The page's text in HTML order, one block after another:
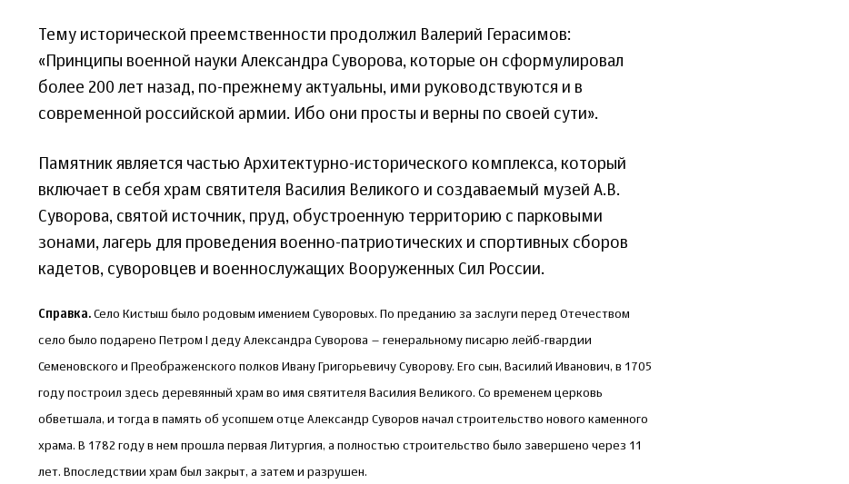
Тему исторической преемственности продолжил Валерий Герасимов:
«Принципы военной науки Александра Суворова, которые он сформулировал
более 200 лет назад, по-прежнему актуальны, ими руководствуются и в
современной российской армии. Ибо они просты и верны по своей сути».
Памятник является частью Архитектурно-исторического комплекса, который
включает в себя храм святителя Василия Великого и создаваемый музей А.В.
Суворова, святой источник, пруд, обустроенную территорию с парковыми
зонами, лагерь для проведения военно-патриотических и спортивных сборов
кадетов, суворовцев и военнослужащих Вооруженных Сил России.
Справка. Село Кистыш было родовым имением Суворовых. По преданию за заслуги перед Отечеством
село было подарено Петром I деду Александра Суворова – генеральному писарю лейб-гвардии
Семеновского и Преображенского полков Ивану Григорьевичу Суворову. Его сын, Василий Иванович, в 1705
году построил здесь деревянный храм во имя святителя Василия Великого. Со временем церковь
обветшала, и тогда в память об усопшем отце Александр Суворов начал строительство нового каменного
храма. В 1782 году в нем прошла первая Литургия, а полностью строительство было завершено через 11
лет. Впоследствии храм был закрыт, а затем и разрушен.